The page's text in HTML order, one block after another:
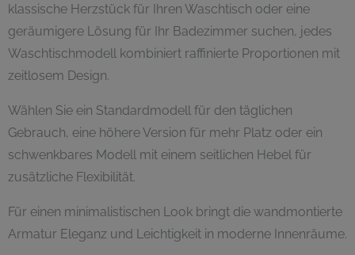
klassische Herzstück für Ihren Waschtisch oder eine
geräumigere Lösung für Ihr Badezimmer suchen, jedes
Waschtischmodell kombiniert raffinierte Proportionen mit
zeitlosem Design.
Wählen Sie ein Standardmodell für den täglichen
Gebrauch, eine höhere Version für mehr Platz oder ein
schwenkbares Modell mit einem seitlichen Hebel für
zusätzliche Flexibilität.
Für einen minimalistischen Look bringt die wandmontierte
Armatur Eleganz und Leichtigkeit in moderne Innenräume.